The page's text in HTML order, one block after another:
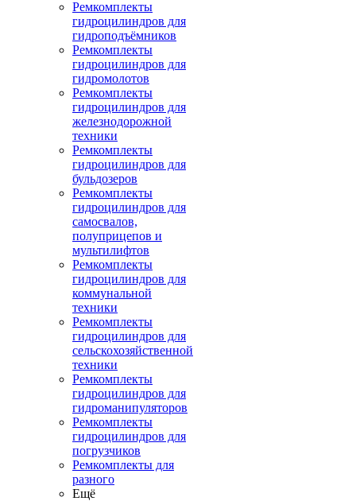
Ремкомплекты
гидроцилиндров для
гидроподъёмников
Ремкомплекты
гидроцилиндров для
гидромолотов
Ремкомплекты
гидроцилиндров для
железнодорожной
техники
Ремкомплекты
гидроцилиндров для
бульдозеров
Ремкомплекты
гидроцилиндров для
самосвалов,
полуприцепов и
мультилифтов
Ремкомплекты
гидроцилиндров для
коммунальной
техники
Ремкомплекты
гидроцилиндров для
сельскохозяйственной
техники
Ремкомплекты
гидроцилиндров для
гидроманипуляторов
Ремкомплекты
гидроцилиндров для
погрузчиков
Ремкомплекты для
разного
Ещё